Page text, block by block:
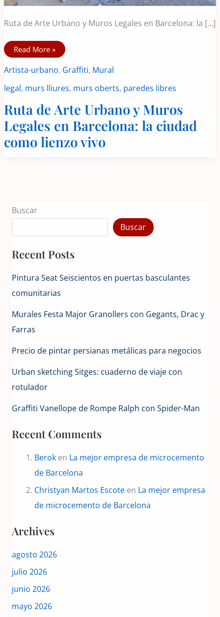
Ruta de Arte Urbano y Muros Legales en Barcelona: la […]
Ruta
de
Urbano
Muros
Legales
Barcelona:
la
ciudad
como
lienzo
vivo
Read More »
Artista-urbano, Graffiti, Mural
legal, murs lliures, murs oberts, paredes libres
Ruta de Arte Urbano y Muros
Legales en Barcelona: la ciudad
como lienzo vivo
Buscar
Buscar
Recent Posts
Pintura Seat Seiscientos en puertas basculantes
comunitarias
Murales Festa Major Granollers con Gegants, Drac y
Farras
Precio de pintar persianas metálicas para negocios
Urban sketching Sitges: cuaderno de viaje con
rotulador
Graffiti Vanellope de Rompe Ralph con Spider-Man
Recent Comments
Berok en La mejor empresa de microcemento
de Barcelona
Christyan Martos Escote en La mejor empresa
de microcemento de Barcelona
Archives
agosto 2026
julio 2026
junio 2026
mayo 2026